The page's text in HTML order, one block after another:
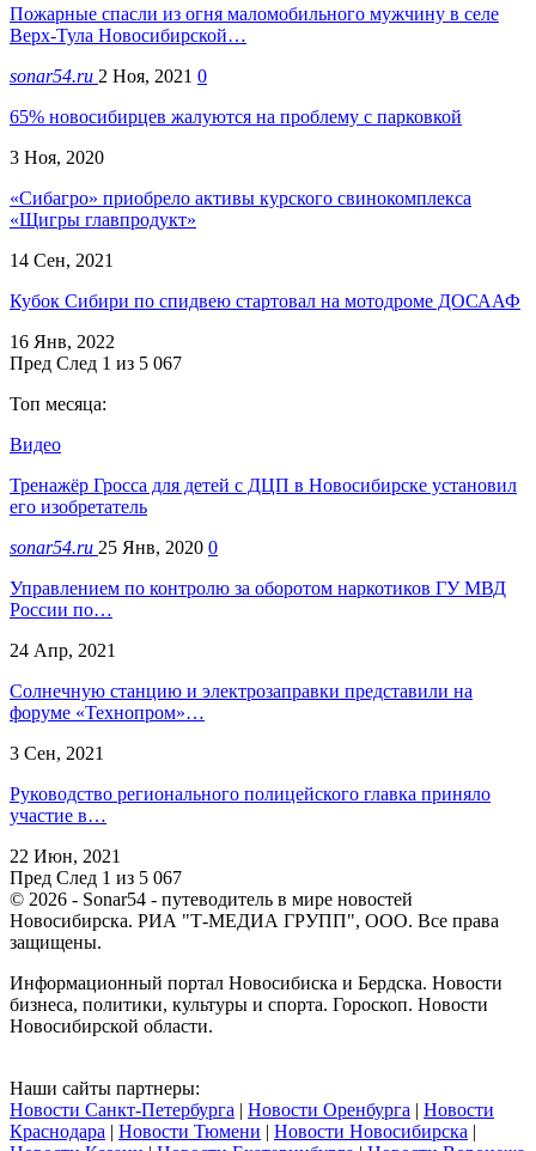
Пожарные спасли из огня маломобильного мужчину в селе
Верх-Тула Новосибирской…
sonar54.ru 2 Ноя, 2021 0
65% новосибирцев жалуются на проблему с парковкой
3 Ноя, 2020
«Сибагро» приобрело активы курского свинокомплекса
«Щигры главпродукт»
14 Сен, 2021
Кубок Сибири по спидвею стартовал на мотодроме ДОСААФ
16 Янв, 2022
Пред След 1 из 5 067
Топ месяца:
Видео
Тренажёр Гросса для детей с ДЦП в Новосибирске установил
его изобретатель
sonar54.ru 25 Янв, 2020 0
Управлением по контролю за оборотом наркотиков ГУ МВД
России по…
24 Апр, 2021
Солнечную станцию и электрозаправки представили на
форуме «Технопром»…
3 Сен, 2021
Руководство регионального полицейского главка приняло
участие в…
22 Июн, 2021
Пред След 1 из 5 067
© 2026 - Sonar54 - путеводитель в мире новостей
Новосибирска. РИА "Т-МЕДИА ГРУПП", ООО. Все права
защищены.
Информационный портал Новосибиска и Бердска. Новости
бизнеса, политики, культуры и спорта. Гороскоп. Новости
Новосибирской области.
Наши сайты партнеры:
Новости Санкт-Петербурга | Новости Оренбурга | Новости
Краснодара | Новости Тюмени | Новости Новосибирска |